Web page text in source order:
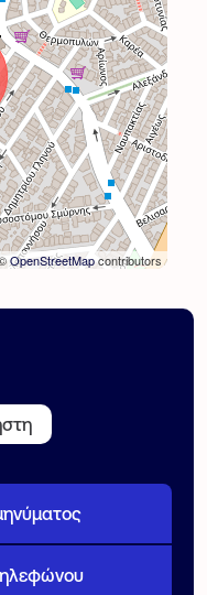
OpenStreetMapcontributors